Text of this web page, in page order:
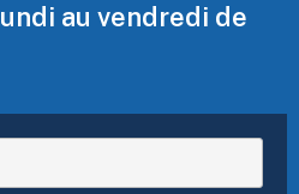
au vendredi de